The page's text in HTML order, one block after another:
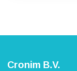
Cronim B.V.